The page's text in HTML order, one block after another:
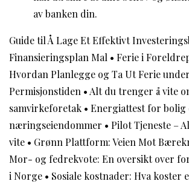
av banken din.
Guide til Å Lage Et Effektivt
Finansieringsplan Mal • Ferie i
Hvordan Planlegge og Ta Ut Ferie under
Permisjonstiden • Alt du trenger å vite
samvirkeforetak • Energiattest for bolig
næringseiendommer • Pilot Tjeneste –
vite • Grønn Plattform: Veien Mot
Mor- og fedrekvote: En oversikt over
i Norge • Sosiale kostnader: Hva koster